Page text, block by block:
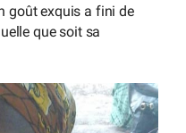
goût exquis a fini de
que soit sa